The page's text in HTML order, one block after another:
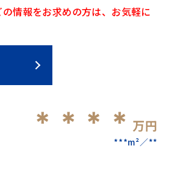
情報をお求めの方は、お気軽に
＊＊＊＊ 万円
***m² **